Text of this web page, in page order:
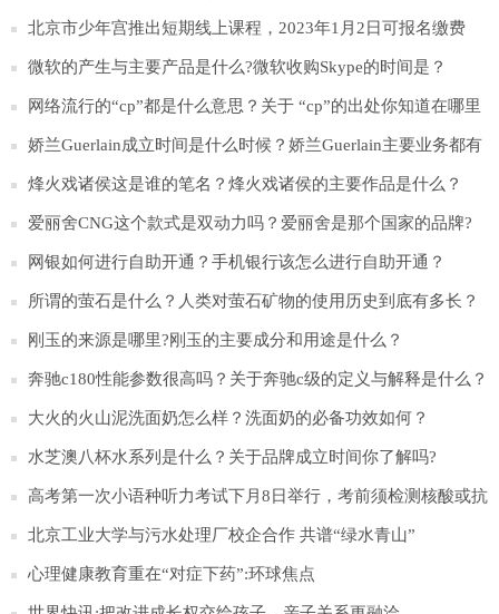
招生
北京市少年宫推出短期线上课程，2023年1月2日可报名缴费
微软的产生与主要产品是什么?微软收购Skype的时间是？
网络流行的“cp”都是什么意思？关于 “cp”的出处你知道在哪里
吗？
娇兰Guerlain成立时间是什么时候？娇兰Guerlain主要业务都有
那些方面？
烽火戏诸侯这是谁的笔名？烽火戏诸侯的主要作品是什么？
爱丽舍CNG这个款式是双动力吗？爱丽舍是那个国家的品牌?
网银如何进行自助开通？手机银行该怎么进行自助开通？
所谓的萤石是什么？人类对萤石矿物的使用历史到底有多长？
刚玉的来源是哪里?刚玉的主要成分和用途是什么？
奔驰c180性能参数很高吗？关于奔驰c级的定义与解释是什么？
大火的火山泥洗面奶怎么样？洗面奶的必备功效如何？
水芝澳八杯水系列是什么？关于品牌成立时间你了解吗?
高考第一次小语种听力考试下月8日举行，考前须检测核酸或抗
原
北京工业大学与污水处理厂校企合作 共谱“绿水青山”
心理健康教育重在“对症下药”:环球焦点